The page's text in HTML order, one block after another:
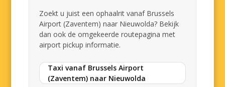
Zoekt u juist een ophaalrit vanaf Brussels
Airport (Zaventem) naar Nieuwolda? Bekijk
dan ook de omgekeerde routepagina met
airport pickup informatie.
Taxi vanaf Brussels Airport
(Zaventem) naar Nieuwolda